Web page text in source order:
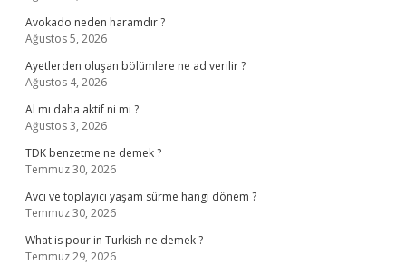
Avokado neden haramdır ?
Ağustos 5, 2026
Ayetlerden oluşan bölümlere ne ad verilir ?
Ağustos 4, 2026
Al mı daha aktif ni mi ?
Ağustos 3, 2026
TDK benzetme ne demek ?
Temmuz 30, 2026
Avcı ve toplayıcı yaşam sürme hangi dönem ?
Temmuz 30, 2026
What is pour in Turkish ne demek ?
Temmuz 29, 2026